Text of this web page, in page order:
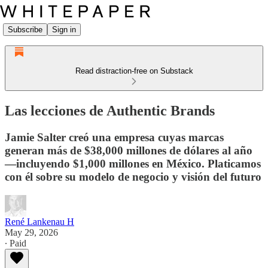
Subscribe Sign in
Read distraction-free on Substack
Las lecciones de Authentic Brands
Jamie Salter creó una empresa cuyas marcas
generan más de $38,000 millones de dólares al año
—incluyendo $1,000 millones en México. Platicamos
con él sobre su modelo de negocio y visión del futuro
René Lankenau H
May 29, 2026
∙ Paid